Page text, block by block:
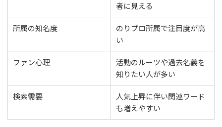
者に見える
所属の知名度
のりプロ所属で注目度が高
い
ファン心理
活動のルーツや過去名義を
知りたい人が多い
検索需要
人気上昇に伴い関連ワード
も増えやすい